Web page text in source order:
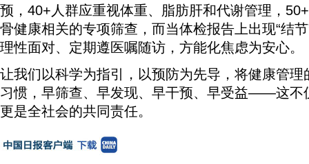
预，40+人群应重视体重、脂肪肝和代谢管理，
骨健康相关的专项筛查，而当体检报告上出现“结
理性面对、定期遵医嘱随访，方能化焦虑为安心。
让我们以科学为指引，以预防为先导，将健康管
习惯，早筛查、早发现、早干预、早受益——这不
更是全社会的共同责任。